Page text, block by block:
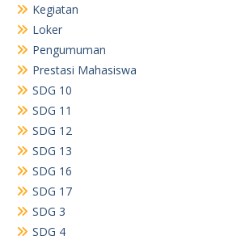
Kegiatan
Loker
Pengumuman
Prestasi Mahasiswa
SDG 10
SDG 11
SDG 12
SDG 13
SDG 16
SDG 17
SDG 3
SDG 4